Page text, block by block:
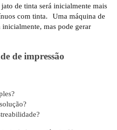
de tinta será inicialmente mais
com tinta.
Uma máquina de
mas pode gerar
de impressão